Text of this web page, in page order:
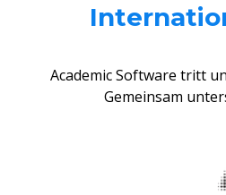
Academic Software tritt
Gemeinsam